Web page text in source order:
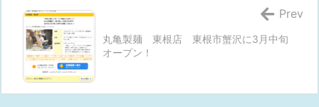
丸亀製麺 東根店 東根市蟹沢に3月中旬
オープン！
Prev